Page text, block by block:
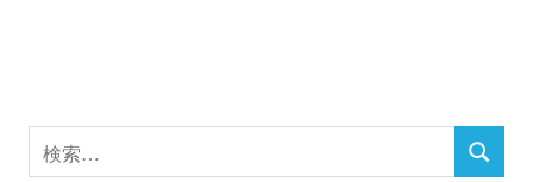
検
索
検